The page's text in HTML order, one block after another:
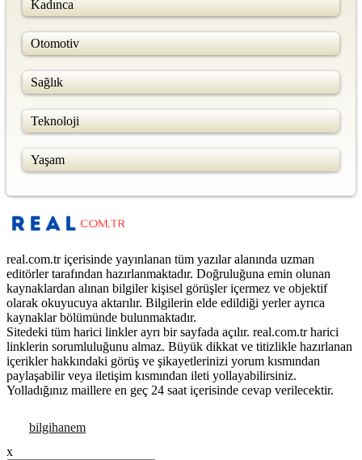
Kadınca
Otomotiv
Sağlık
Teknoloji
Yaşam
real.com.tr içerisinde yayınlanan tüm yazılar alanında uzman
editörler tarafından hazırlanmaktadır. Doğruluğuna emin olunan
kaynaklardan alınan bilgiler kişisel görüşler içermez ve objektif
olarak okuyucuya aktarılır. Bilgilerin elde edildiği yerler ayrıca
kaynaklar bölümünde bulunmaktadır.
Sitedeki tüm harici linkler ayrı bir sayfada açılır. real.com.tr harici
linklerin sorumluluğunu almaz. Büyük dikkat ve titizlikle hazırlanan
içerikler hakkındaki görüş ve şikayetlerinizi yorum kısmından
paylaşabilir veya iletişim kısmından ileti yollayabilirsiniz.
Yolladığınız maillere en geç 24 saat içerisinde cevap verilecektir.
x